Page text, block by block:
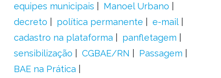
equipes municipais
Manoel Urbano
decreto
política permanente
e-mail
cadastro na plataforma
panfletagem
sensibilização
CGBAE/RN
Passagem
BAE na Prática